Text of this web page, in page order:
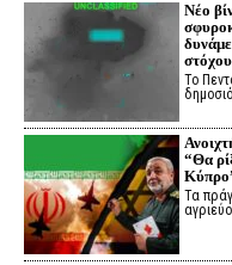
Νέο
Το
“Θα
Τα